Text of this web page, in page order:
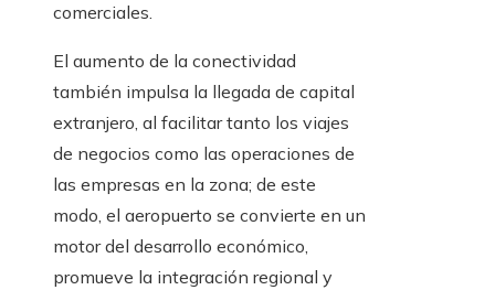
comerciales.
El aumento de la conectividad
también impulsa la llegada de capital
extranjero, al facilitar tanto los viajes
de negocios como las operaciones de
las empresas en la zona; de este
modo, el aeropuerto se convierte en un
motor del desarrollo económico,
promueve la integración regional y